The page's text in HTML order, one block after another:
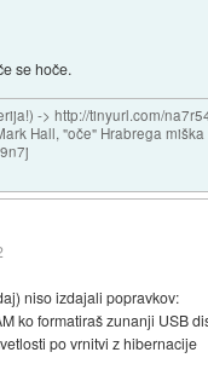
se hoče.
-> http://tinyurl.com/
Hall, "oče" Hrabrega miška
niso izdajali popravkov:
ko formatiraš zunanji USB
po vrnitvi z hibernacije